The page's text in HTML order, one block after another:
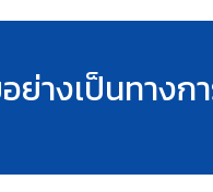
ย่างเป็นทาง